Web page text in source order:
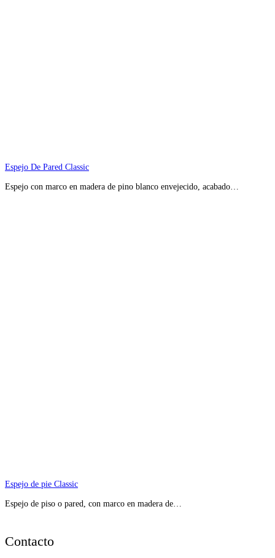
Espejo De Pared Classic
Espejo con marco en madera de pino blanco envejecido, acabado…
Espejo de pie Classic
Espejo de piso o pared, con marco en madera de…
Contacto